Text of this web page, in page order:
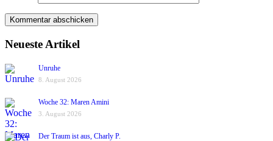
Neueste Artikel
Unruhe
8. August 2026
Woche 32: Maren Amini
3. August 2026
Der Traum ist aus, Charly P.